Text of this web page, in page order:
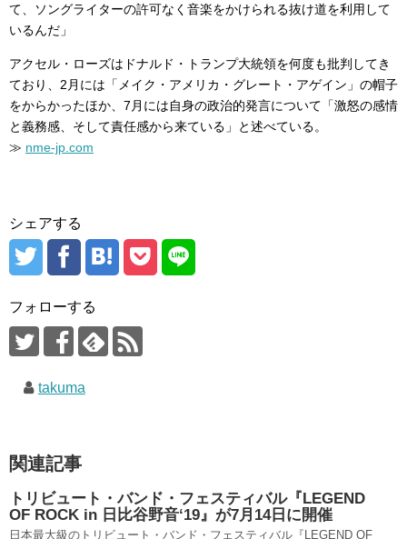
て、ソングライターの許可なく音楽をかけられる抜け道を利用して
いるんだ」
アクセル・ローズはドナルド・トランプ大統領を何度も批判してき
ており、2月には「メイク・アメリカ・グレート・アゲイン」の帽子
をからかったほか、7月には自身の政治的発言について「激怒の感情
と義務感、そして責任感から来ている」と述べている。
≫ nme-jp.com
シェアする
フォローする
takuma
関連記事
トリビュート・バンド・フェスティバル『LEGEND
OF ROCK in 日比谷野音‘19』が7月14日に開催
日本最大級のトリビュート・バンド・フェスティバル『LEGEND OF